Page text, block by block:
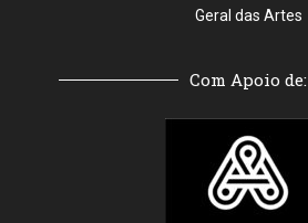
Geral das Artes
Com Apoio de: